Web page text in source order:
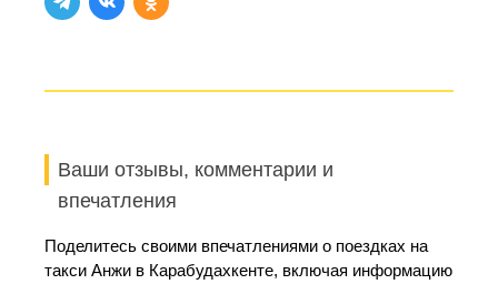
Ваши отзывы, комментарии и
впечатления
Поделитесь своими впечатлениями о поездках на
такси Анжи в Карабудахкенте, включая информацию